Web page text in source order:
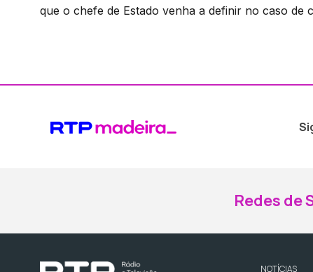
que o chefe de Estado venha a definir no caso de
Redes de
NOTÍCIAS